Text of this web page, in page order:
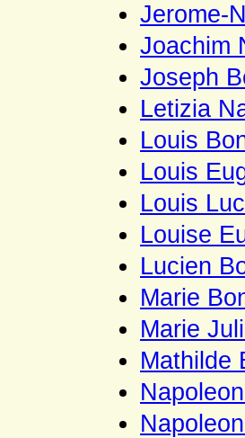
Jerome-
Joachim
Joseph
Letizia
Louis
Louis
Louis
Louise
Lucien
Marie
Marie
Mathilde